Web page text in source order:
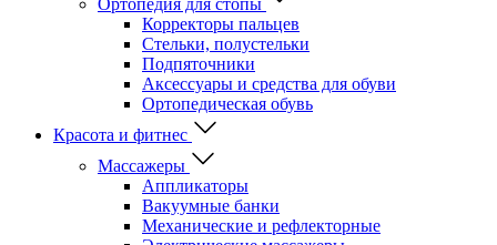
Ортопедия для стопы
Корректоры пальцев
Стельки, полустельки
Подпяточники
Аксессуары и средства для обуви
Ортопедическая обувь
Красота и фитнес
Массажеры
Аппликаторы
Вакуумные банки
Механические и рефлекторные